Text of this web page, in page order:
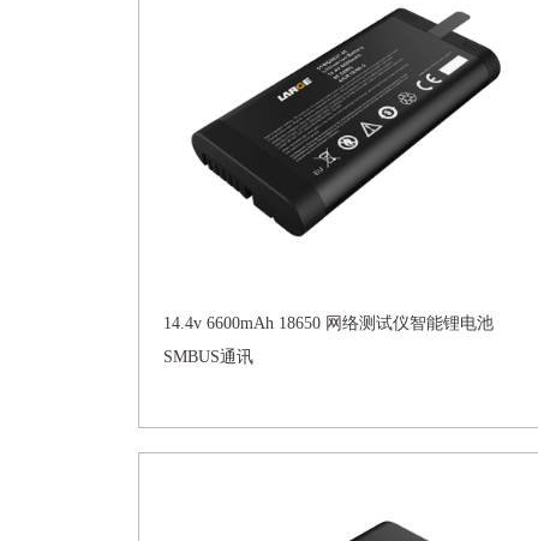
14.4v 6600mAh 18650 网络测试仪智能锂电池
SMBUS通讯